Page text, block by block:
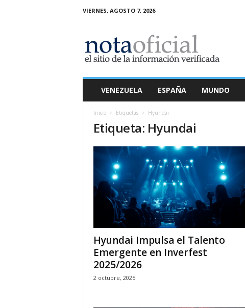
VIERNES, AGOSTO 7, 2026
a
O
VENEZUELA ESPAÑA MUNDO
Inicio Etiquetas Hyundai
Etiqueta: Hyundai
Hyundai Impulsa el Talento
Emergente en Inverfest
2025/2026
2 octubre, 2025